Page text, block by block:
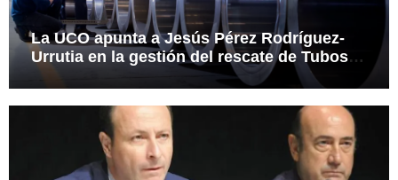
La UCO apunta a Jesús Pérez Rodríguez-
Urrutia en la gestión del rescate de Tubos
Reunidos